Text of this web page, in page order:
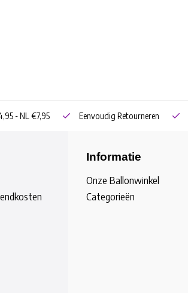
- NL €7,95 Eenvoudig Retourneren
Informatie
Onze Ballonwinkel
Categorieën